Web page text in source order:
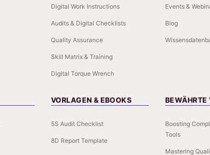
Digital Work Instructions
Audits & Digital Checklists
Quality Assurance
Skill Matrix & Training
Digital Torque Wrench
Events &
Blog
VORLAGEN & EBOOKS
5S Audit Checklist
8D Report Template
BEWÄHRTE
Boosting
Tools
Mastering